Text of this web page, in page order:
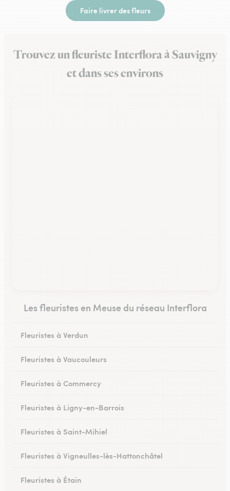
Faire livrer des fleurs
Trouvez un fleuriste Interflora à Sauvigny
et dans ses environs
Les fleuristes en Meuse du réseau Interflora
Fleuristes à Verdun
Fleuristes à Vaucouleurs
Fleuristes à Commercy
Fleuristes à Ligny-en-Barrois
Fleuristes à Saint-Mihiel
Fleuristes à Vigneulles-lès-Hattonchâtel
Fleuristes à Étain